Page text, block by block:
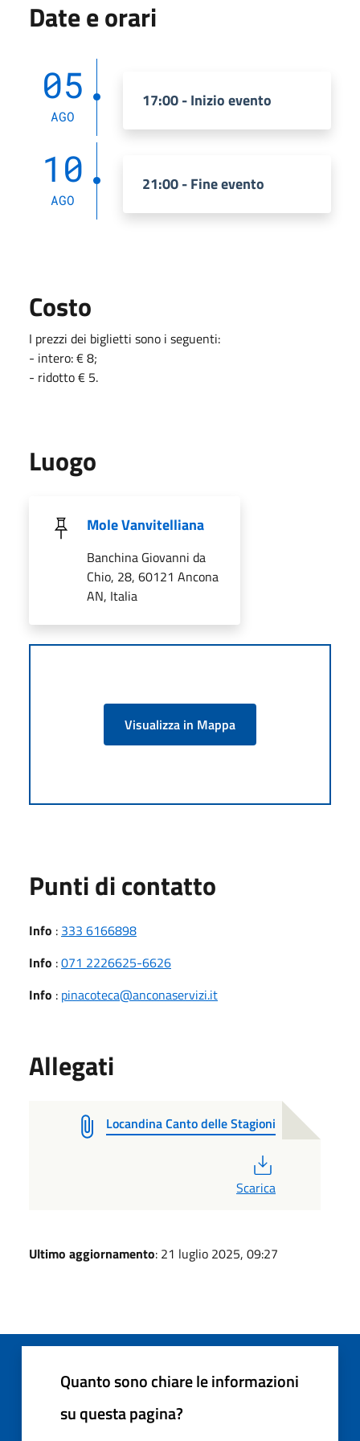
Date e orari
05
AGO
17:00 - Inizio evento
10
AGO
21:00 - Fine evento
Costo
I prezzi dei biglietti sono i seguenti:
- intero: € 8;
- ridotto € 5.
Luogo
Mole Vanvitelliana
Banchina Giovanni da
Chio, 28, 60121 Ancona
AN, Italia
Visualizza in Mappa
Punti di contatto
Info : 333 6166898
Info :071 2226625-6626
Info : pinacoteca@anconaservizi.it
Allegati
Locandina Canto delle Stagioni
Scarica
Ultimo aggiornamento: 21 luglio 2025, 09:27
Quanto sono chiare le informazioni
su questa pagina?